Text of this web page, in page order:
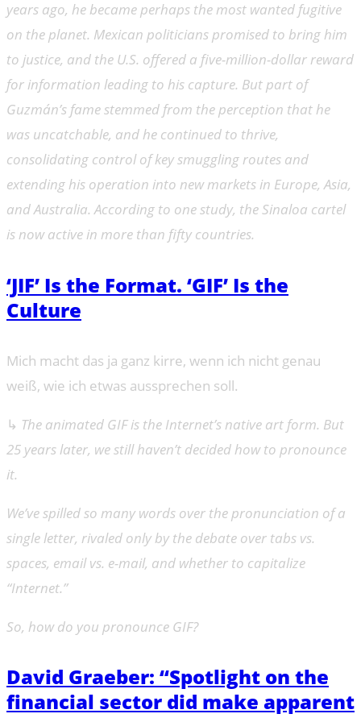
years ago, he became perhaps the most wanted fugitive
on the planet. Mexican politicians promised to bring him
to justice, and the U.S. offered a five-million-dollar reward
for information leading to his capture. But part of
Guzmán’s fame stemmed from the perception that he
was uncatchable, and he continued to thrive,
consolidating control of key smuggling routes and
extending his operation into new markets in Europe, Asia,
and Australia. According to one study, the Sinaloa cartel
is now active in more than fifty countries.
‘JIF’ Is the Format. ‘GIF’ Is the
Culture
Mich macht das ja ganz kirre, wenn ich nicht genau
weiß, wie ich etwas aussprechen soll.
↳ The animated GIF is the Internet’s native art form. But
25 years later, we still haven’t decided how to pronounce
it.
We’ve spilled so many words over the pronunciation of a
single letter, rivaled only by the debate over tabs vs.
spaces, email vs. e-mail, and whether to capitalize
“Internet.”
So, how do you pronounce GIF?
David Graeber: “Spotlight on the
financial sector did make apparent